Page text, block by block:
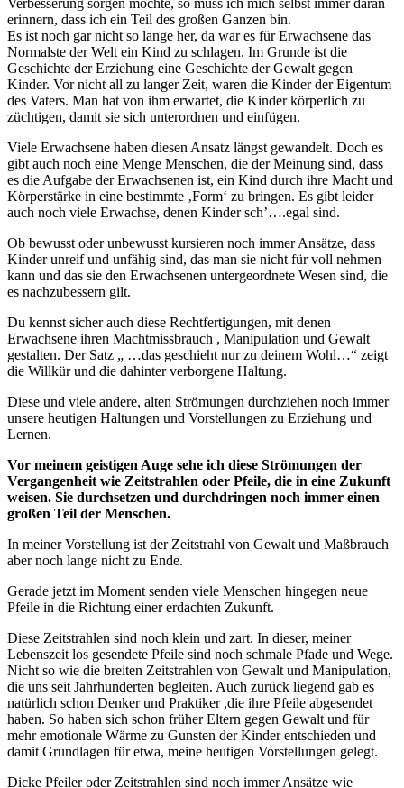
Verbesserung sorgen möchte, so muss ich mich selbst immer daran
erinnern, dass ich ein Teil des großen Ganzen bin.
Es ist noch gar nicht so lange her, da war es für Erwachsene das
Normalste der Welt ein Kind zu schlagen. Im Grunde ist die
Geschichte der Erziehung eine Geschichte der Gewalt gegen
Kinder. Vor nicht all zu langer Zeit, waren die Kinder der Eigentum
des Vaters. Man hat von ihm erwartet, die Kinder körperlich zu
züchtigen, damit sie sich unterordnen und einfügen.
Viele Erwachsene haben diesen Ansatz längst gewandelt. Doch es
gibt auch noch eine Menge Menschen, die der Meinung sind, dass
es die Aufgabe der Erwachsenen ist, ein Kind durch ihre Macht und
Körperstärke in eine bestimmte ‚Form‘ zu bringen. Es gibt leider
auch noch viele Erwachse, denen Kinder sch’….egal sind.
Ob bewusst oder unbewusst kursieren noch immer Ansätze, dass
Kinder unreif und unfähig sind, das man sie nicht für voll nehmen
kann und das sie den Erwachsenen untergeordnete Wesen sind, die
es nachzubessern gilt.
Du kennst sicher auch diese Rechtfertigungen, mit denen
Erwachsene ihren Machtmissbrauch , Manipulation und Gewalt
gestalten. Der Satz „ …das geschieht nur zu deinem Wohl…“ zeigt
die Willkür und die dahinter verborgene Haltung.
Diese und viele andere, alten Strömungen durchziehen noch immer
unsere heutigen Haltungen und Vorstellungen zu Erziehung und
Lernen.
Vor meinem geistigen Auge sehe ich diese Strömungen der
Vergangenheit wie Zeitstrahlen oder Pfeile, die in eine Zukunft
weisen. Sie durchsetzen und durchdringen noch immer einen
großen Teil der Menschen.
In meiner Vorstellung ist der Zeitstrahl von Gewalt und Maßbrauch
aber noch lange nicht zu Ende.
Gerade jetzt im Moment senden viele Menschen hingegen neue
Pfeile in die Richtung einer erdachten Zukunft.
Diese Zeitstrahlen sind noch klein und zart. In dieser, meiner
Lebenszeit los gesendete Pfeile sind noch schmale Pfade und Wege.
Nicht so wie die breiten Zeitstrahlen von Gewalt und Manipulation,
die uns seit Jahrhunderten begleiten. Auch zurück liegend gab es
natürlich schon Denker und Praktiker ,die ihre Pfeile abgesendet
haben. So haben sich schon früher Eltern gegen Gewalt und für
mehr emotionale Wärme zu Gunsten der Kinder entschieden und
damit Grundlagen für etwa, meine heutigen Vorstellungen gelegt.
Dicke Pfeiler oder Zeitstrahlen sind noch immer Ansätze wie